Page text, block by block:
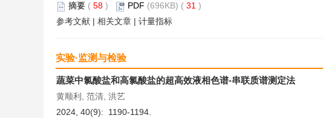
摘要 ( 58 ) PDF (696KB) ( 31 )
参考文献 | 相关文章 | 计量指标
实验·监测与检验
蔬菜中氯酸盐和高氯酸盐的超高效液相色谱-串联质谱测定法
黄顺利, 范清, 洪艺
2024, 40(9): 1190-1194.